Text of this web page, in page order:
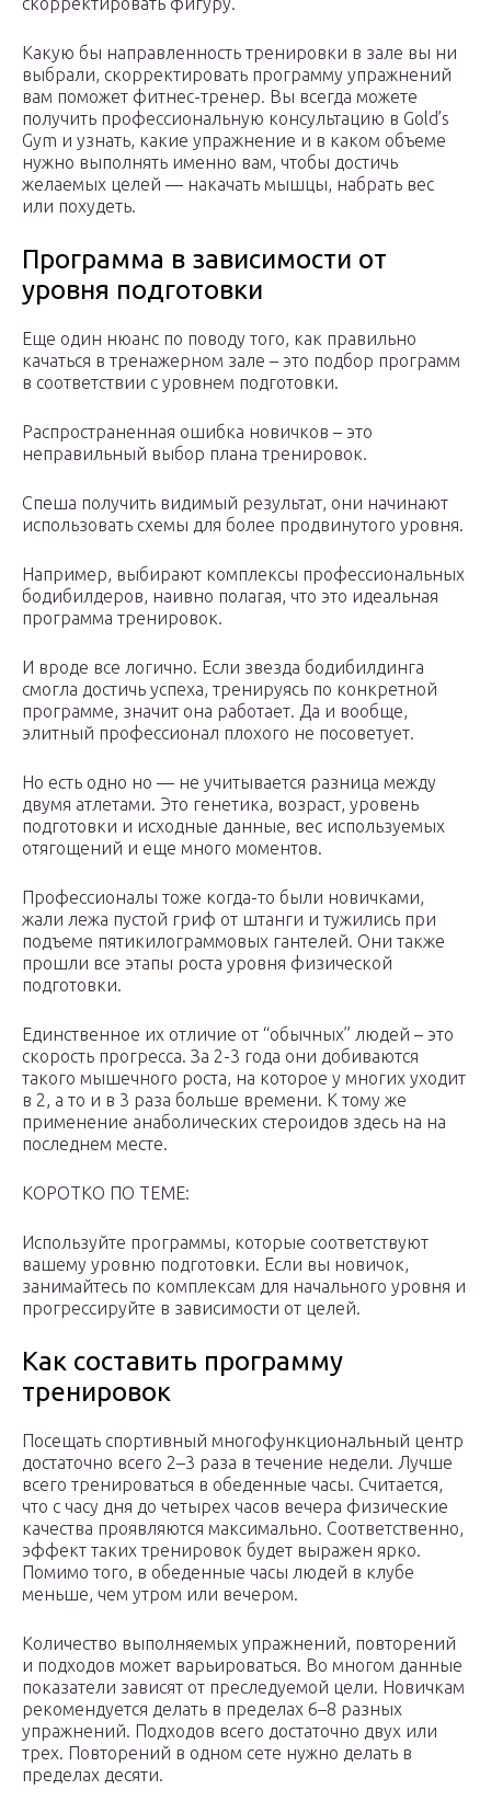
Какую бы направленность тренировки в зале вы ни
выбрали, скорректировать программу упражнений
вам поможет фитнес-тренер. Вы всегда можете
получить профессиональную консультацию в Gold’s
Gym и узнать, какие упражнение и в каком объеме
нужно выполнять именно вам, чтобы достичь
желаемых целей — накачать мышцы, набрать вес
или похудеть.
Программа в зависимости от
уровня подготовки
Еще один нюанс по поводу того, как правильно
качаться в тренажерном зале – это подбор программ
в соответствии с уровнем подготовки.
Распространенная ошибка новичков – это
неправильный выбор плана тренировок.
Спеша получить видимый результат, они начинают
использовать схемы для более продвинутого уровня.
Например, выбирают комплексы профессиональных
бодибилдеров, наивно полагая, что это идеальная
программа тренировок.
И вроде все логично. Если звезда бодибилдинга
смогла достичь успеха, тренируясь по конкретной
программе, значит она работает. Да и вообще,
элитный профессионал плохого не посоветует.
Но есть одно но — не учитывается разница между
двумя атлетами. Это генетика, возраст, уровень
подготовки и исходные данные, вес используемых
отягощений и еще много моментов.
Профессионалы тоже когда-то были новичками,
жали лежа пустой гриф от штанги и тужились при
подъеме пятикилограммовых гантелей. Они также
прошли все этапы роста уровня физической
подготовки.
Единственное их отличие от “обычных” людей – это
скорость прогресса. За 2-3 года они добиваются
такого мышечного роста, на которое у многих уходит
в 2, а то и в 3 раза больше времени. К тому же
применение анаболических стероидов здесь на на
последнем месте.
КОРОТКО ПО ТЕМЕ:
Используйте программы, которые соответствуют
вашему уровню подготовки. Если вы новичок,
занимайтесь по комплексам для начального уровня и
прогрессируйте в зависимости от целей.
Как составить программу
тренировок
Посещать спортивный многофункциональный центр
достаточно всего 2–3 раза в течение недели. Лучше
всего тренироваться в обеденные часы. Считается,
что с часу дня до четырех часов вечера физические
качества проявляются максимально. Соответственно,
эффект таких тренировок будет выражен ярко.
Помимо того, в обеденные часы людей в клубе
меньше, чем утром или вечером.
Количество выполняемых упражнений, повторений
и подходов может варьироваться. Во многом данные
показатели зависят от преследуемой цели. Новичкам
рекомендуется делать в пределах 6–8 разных
упражнений. Подходов всего достаточно двух или
трех. Повторений в одном сете нужно делать в
пределах десяти.